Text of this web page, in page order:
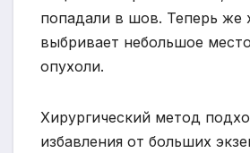
попадали в шов. Теперь же
выбривает небольшое
опухоли.
Хирургический метод
избавления от больших